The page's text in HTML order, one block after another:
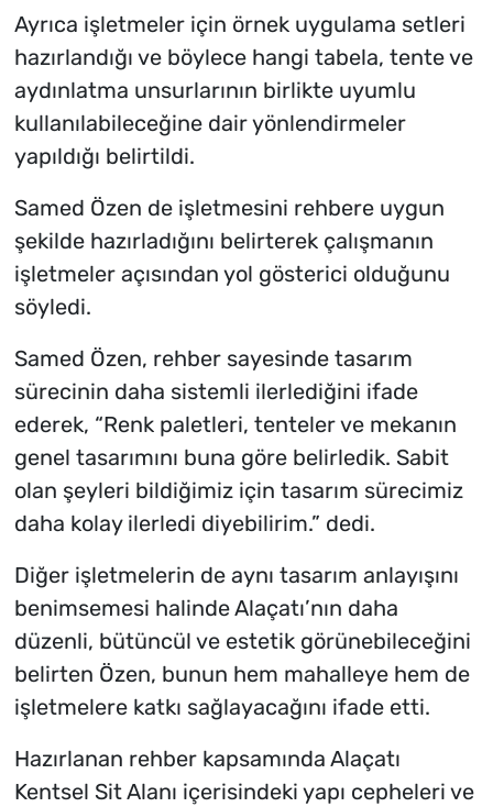
Ayrıca işletmeler için örnek uygulama setleri
hazırlandığı ve böylece hangi tabela, tente ve
aydınlatma unsurlarının birlikte uyumlu
kullanılabileceğine dair yönlendirmeler
yapıldığı belirtildi.
Samed Özen de işletmesini rehbere uygun
şekilde hazırladığını belirterek çalışmanın
işletmeler açısından yol gösterici olduğunu
söyledi.
Samed Özen, rehber sayesinde tasarım
sürecinin daha sistemli ilerlediğini ifade
ederek, “Renk paletleri, tenteler ve mekanın
genel tasarımını buna göre belirledik. Sabit
olan şeyleri bildiğimiz için tasarım sürecimiz
daha kolay ilerledi diyebilirim.” dedi.
Diğer işletmelerin de aynı tasarım anlayışını
benimsemesi halinde Alaçatı’nın daha
düzenli, bütüncül ve estetik görünebileceğini
belirten Özen, bunun hem mahalleye hem de
işletmelere katkı sağlayacağını ifade etti.
Hazırlanan rehber kapsamında Alaçatı
Kentsel Sit Alanı içerisindeki yapı cepheleri ve